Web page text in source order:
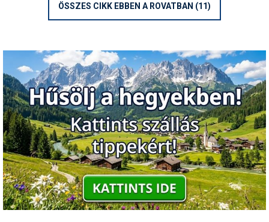
ÖSSZES CIKK EBBEN A ROVATBAN (11)